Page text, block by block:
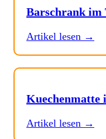
Barschrank im
Artikel lesen →
Kuechenmatte
Artikel lesen →